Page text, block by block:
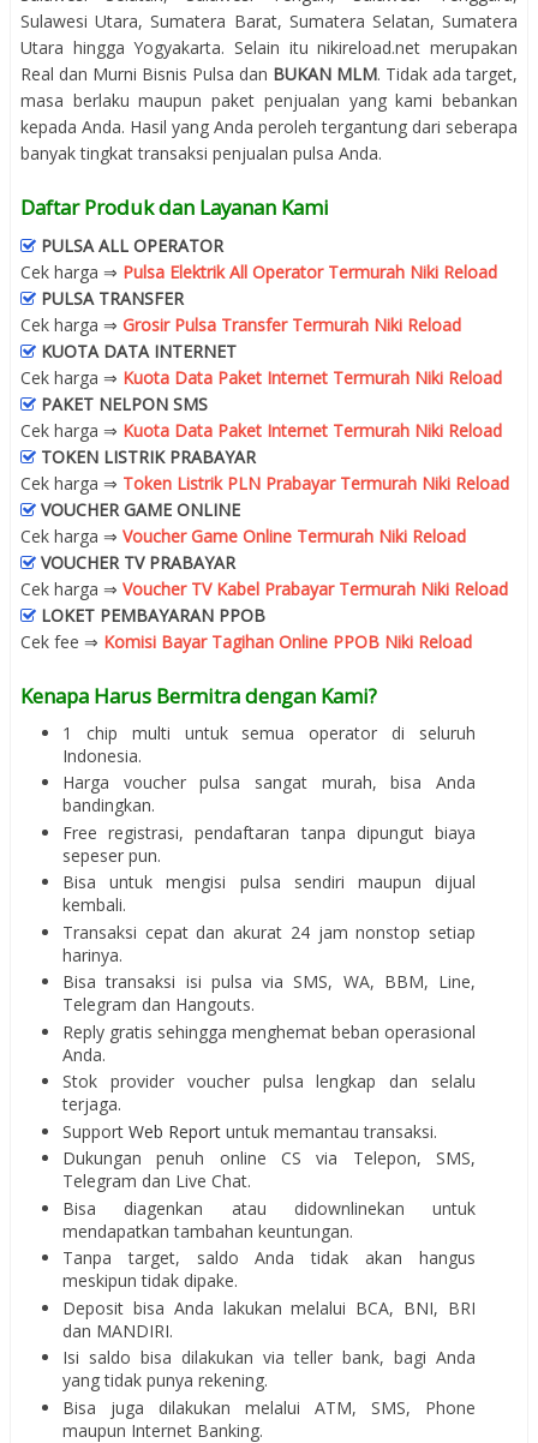
Sulawesi Utara, Sumatera Barat, Sumatera Selatan, Sumatera
Utara hingga Yogyakarta. Selain itu nikireload.net merupakan
Real dan Murni Bisnis Pulsa dan BUKAN MLM. Tidak ada target,
masa berlaku maupun paket penjualan yang kami bebankan
kepada Anda. Hasil yang Anda peroleh tergantung dari seberapa
banyak tingkat transaksi penjualan pulsa Anda.
Daftar Produk dan Layanan Kami
PULSA ALL OPERATOR
Cek harga ⇒ Pulsa Elektrik All Operator Termurah Niki Reload
PULSA TRANSFER
Cek harga ⇒ Grosir Pulsa Transfer Termurah Niki Reload
KUOTA DATA INTERNET
Cek harga ⇒ Kuota Data Paket Internet Termurah Niki Reload
PAKET NELPON SMS
Cek harga ⇒ Kuota Data Paket Internet Termurah Niki Reload
TOKEN LISTRIK PRABAYAR
Cek harga ⇒ Token Listrik PLN Prabayar Termurah Niki Reload
VOUCHER GAME ONLINE
Cek harga ⇒ Voucher Game Online Termurah Niki Reload
VOUCHER TV PRABAYAR
Cek harga ⇒ Voucher TV Kabel Prabayar Termurah Niki Reload
LOKET PEMBAYARAN PPOB
Cek fee ⇒ Komisi Bayar Tagihan Online PPOB Niki Reload
Kenapa Harus Bermitra dengan Kami?
1 chip multi untuk semua operator di seluruh
Indonesia.
Harga voucher pulsa sangat murah, bisa Anda
bandingkan.
Free registrasi, pendaftaran tanpa dipungut biaya
sepeser pun.
Bisa untuk mengisi pulsa sendiri maupun dijual
kembali.
Transaksi cepat dan akurat 24 jam nonstop setiap
harinya.
Bisa transaksi isi pulsa via SMS, WA, BBM, Line,
Telegram dan Hangouts.
Reply gratis sehingga menghemat beban operasional
Anda.
Stok provider voucher pulsa lengkap dan selalu
terjaga.
Support Web Report untuk memantau transaksi.
Dukungan penuh online CS via Telepon, SMS,
Telegram dan Live Chat.
Bisa diagenkan atau didownlinekan untuk
mendapatkan tambahan keuntungan.
Tanpa target, saldo Anda tidak akan hangus
meskipun tidak dipake.
Deposit bisa Anda lakukan melalui BCA, BNI, BRI
dan MANDIRI.
Isi saldo bisa dilakukan via teller bank, bagi Anda
yang tidak punya rekening.
Bisa juga dilakukan melalui ATM, SMS, Phone
maupun Internet Banking.